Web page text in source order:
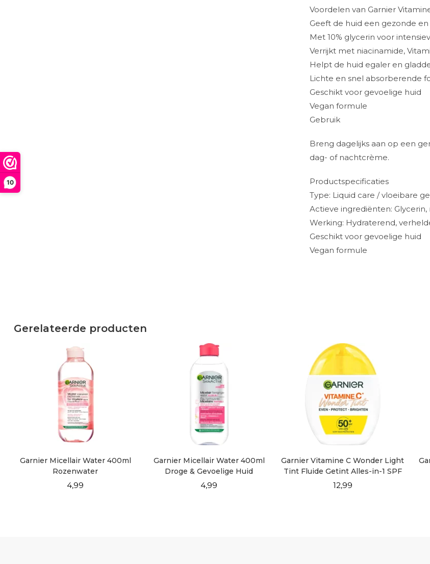
10
Voordelen van Garnier
Geeft de huid een gezonde
Met 10% glycerin voor
Verrijkt met niacinamide,
Helpt de huid egaler en
Lichte en snel absorberende
Geschikt voor gevoelige huid
Vegan formule
Gebruik
Breng dagelijks aan op een
dag- of nachtcrème.
Productspecificaties
Type: Liquid care / vloeibare
Actieve ingrediënten: Glycerin,
Werking: Hydraterend,
Geschikt voor gevoelige huid
Vegan formule
Gerelateerde producten
Garnier Micellair Water 400ml
Rozenwater
4,99
Garnier Micellair Water 400ml
Droge & Gevoelige Huid
4,99
Garnier Vitamine C Wonder Light
Tint Fluide Getint Alles-in-1 SPF
50+
12,99